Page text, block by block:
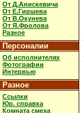
От Д.Анискевича
От Е.Гиршева
От В.Окунева
От Я.Фролова
Разное
Персоналии
Об исполнителях
Фотографии
Интервью
Разное
Ссылки
Юр. справка
Комната смеха